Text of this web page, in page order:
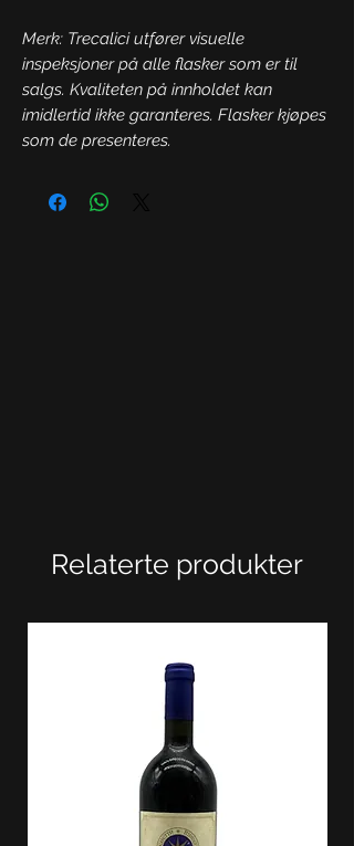
Merk: Trecalici utfører visuelle
inspeksjoner på alle flasker som er til
salgs. Kvaliteten på innholdet kan
imidlertid ikke garanteres. Flasker kjøpes
som de presenteres.
Relaterte produkter